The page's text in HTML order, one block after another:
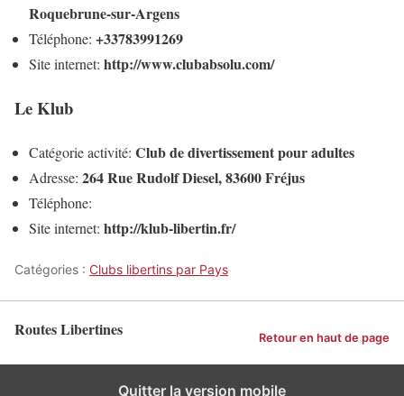
Roquebrune-sur-Argens
Téléphone: +33783991269
Site internet: http://www.clubabsolu.com/
Le Klub
Catégorie activité: Club de divertissement pour adultes
Adresse: 264 Rue Rudolf Diesel, 83600 Fréjus
Téléphone:
Site internet: http://klub-libertin.fr/
Catégories : Clubs libertins par Pays
Routes Libertines Retour en haut de page
Quitter la version mobile